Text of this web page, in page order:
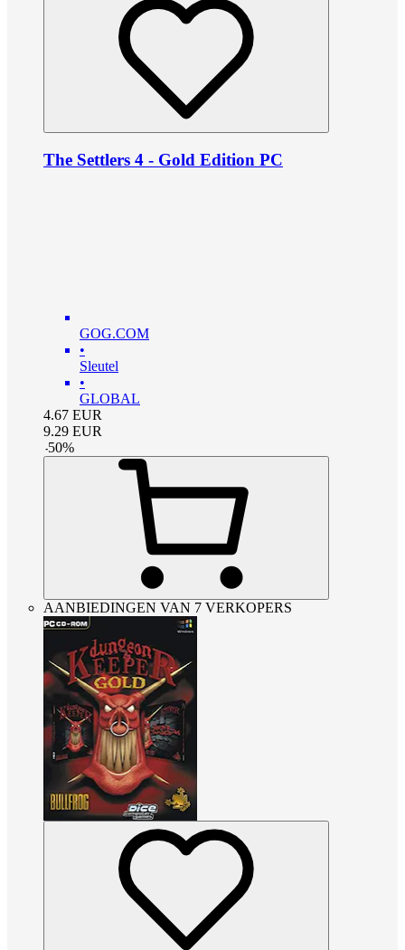
The Settlers 4 - Gold Edition PC
GOG.COM
•
Sleutel
•
GLOBAL
4.67 EUR
9.29 EUR
-50%
AANBIEDINGEN VAN 7 VERKOPERS